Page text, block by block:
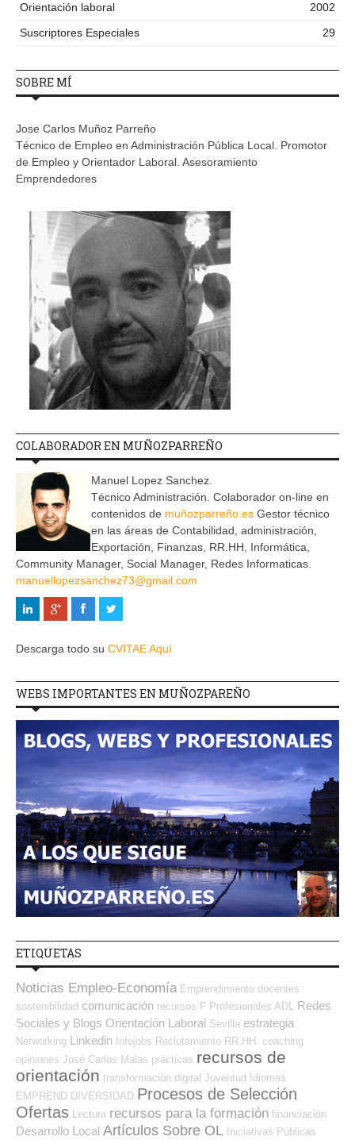
Orientación laboral
2002
Suscriptores Especiales
29
SOBRE MÍ
Jose Carlos Muñoz Parreño
Técnico de Empleo en Administración Pública Local. Promotor
de Empleo y Orientador Laboral. Asesoramiento
Emprendedores
COLABORADOR EN MUÑOZPARREÑO
Manuel Lopez Sanchez.
Técnico Administración. Colaborador on-line en
contenidos de muñozparreño.es Gestor técnico
en las áreas de Contabilidad, administración,
Exportación, Finanzas, RR.HH, Informática,
Community Manager, Social Manager, Redes Informaticas.
manuellopezsanchez73@gmail.com
Descarga todo su CVITAE Aquí
WEBS IMPORTANTES EN MUÑOZPAREÑO
ETIQUETAS
Noticias Empleo-Economía Emprendimiento docentes
sostenibilidad comunicación recursos F Profesionales ADL Redes
Sociales y Blogs Orientación Laboral Sevilla estrategia
Networking Linkedin Infojobs Reclutamiento RR.HH. coaching
opiniones José Carlos Malas prácticas recursos de
orientación transformación digital Juventud
Idiomas
EMPREND DIVERSIDAD Procesos de Selección
Ofertas Lectura recursos para la formación financiación
Desarrollo Local Artículos Sobre OL Iniciativas Públicas